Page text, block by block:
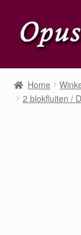
Ga
door
navigatie
Ga
naar
inhoud
Home
Winkel
Home
2 blokfluiten /